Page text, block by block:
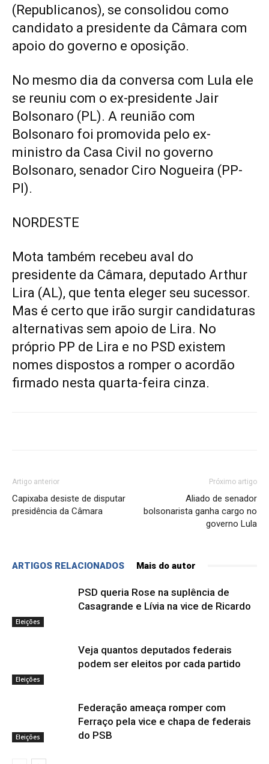
(Republicanos), se consolidou como
candidato a presidente da Câmara com
apoio do governo e oposição.
No mesmo dia da conversa com Lula ele
se reuniu com o ex-presidente Jair
Bolsonaro (PL). A reunião com
Bolsonaro foi promovida pelo ex-
ministro da Casa Civil no governo
Bolsonaro, senador Ciro Nogueira (PP-
PI).
NORDESTE
Mota também recebeu aval do
presidente da Câmara, deputado Arthur
Lira (AL), que tenta eleger seu sucessor.
Mas é certo que irão surgir candidaturas
alternativas sem apoio de Lira. No
próprio PP de Lira e no PSD existem
nomes dispostos a romper o acordão
firmado nesta quarta-feira cinza.
Artigo anterior
Capixaba desiste de disputar
presidência da Câmara
Próximo artigo
Aliado de senador
bolsonarista ganha cargo no
governo Lula
ARTIGOS RELACIONADOS Mais do autor
Eleições
PSD queria Rose na suplência de
Casagrande e Lívia na vice de Ricardo
Eleições
Veja quantos deputados federais
podem ser eleitos por cada partido
Eleições
Federação ameaça romper com
Ferraço pela vice e chapa de federais
do PSB